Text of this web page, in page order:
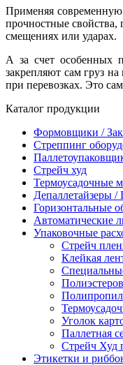
Применяя современную
прочностные свойства,
смещениях или ударах.
А за счет особенных
закрепляют сам груз
при перевозках. Это
Каталог продукции
Формовщики /
Стреппинг
Стрейч худ
Термоусадочные
Депаллетайзеры /
Горизонтальные
Автоматические
Упаковочные
Стрейч
Клейкая
Уголок
Паллетная
Стрейч Худ
Этикетки и